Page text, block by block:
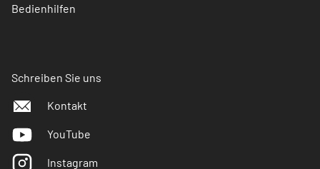
Bedienhilfen
Schreiben Sie uns
Kontakt
YouTube
Instagram